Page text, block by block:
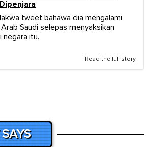
tweet bahawa dia mengalami
Saudi selepas menyaksikan
negara itu.
Read the full story